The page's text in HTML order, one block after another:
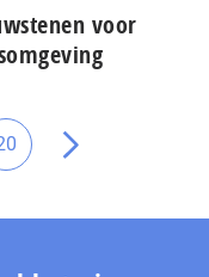
voor
Ga
pagina
Ga
de
pagina